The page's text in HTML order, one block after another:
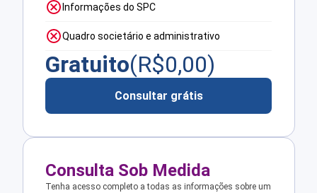
Informações do SPC
Quadro societário e administrativo
Gratuito(R$0,00)
Consultar grátis
Consulta Sob Medida
Tenha acesso completo a todas as informações sobre um